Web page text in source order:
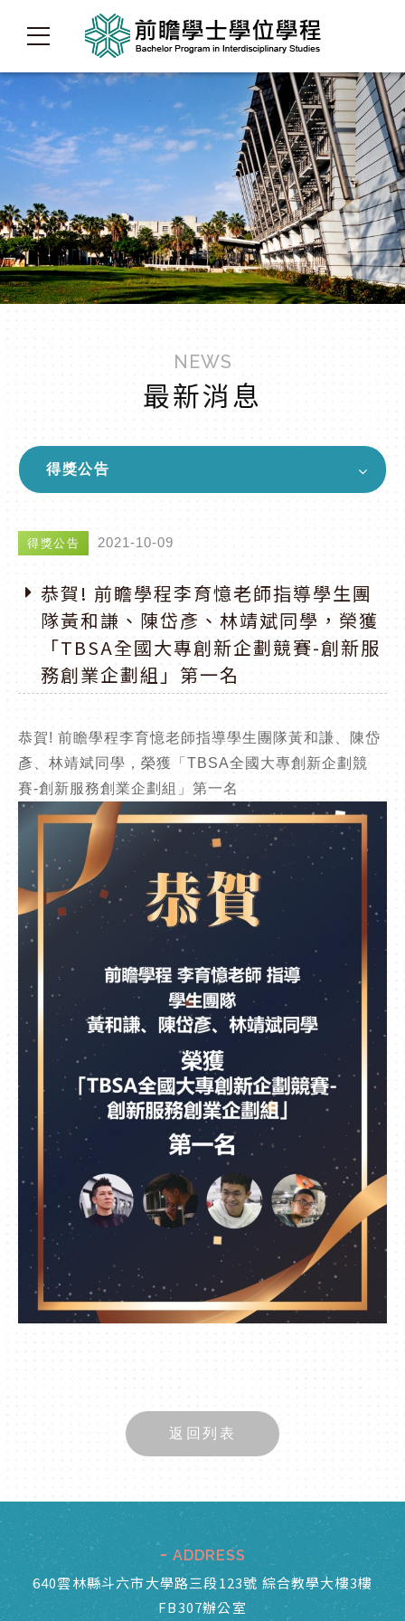
NEWS
最新消息
得獎公告
得獎公告 2021-10-09
恭賀! 前瞻學程李育憶老師指導學生團
隊黃和謙、陳岱彥、林靖斌同學，榮獲
「TBSA全國大專創新企劃競賽-創新服
務創業企劃組」第一名
恭賀! 前瞻學程李育憶老師指導學生團隊黃和謙、陳岱
彥、林靖斌同學，榮獲「TBSA全國大專創新企劃競
賽-創新服務創業企劃組」第一名
返回列表
ADDRESS
640雲林縣斗六市大學路三段123號 綜合教學大樓3樓
FB307辦公室